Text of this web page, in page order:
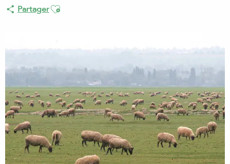
PartagerAjouter aux favoris